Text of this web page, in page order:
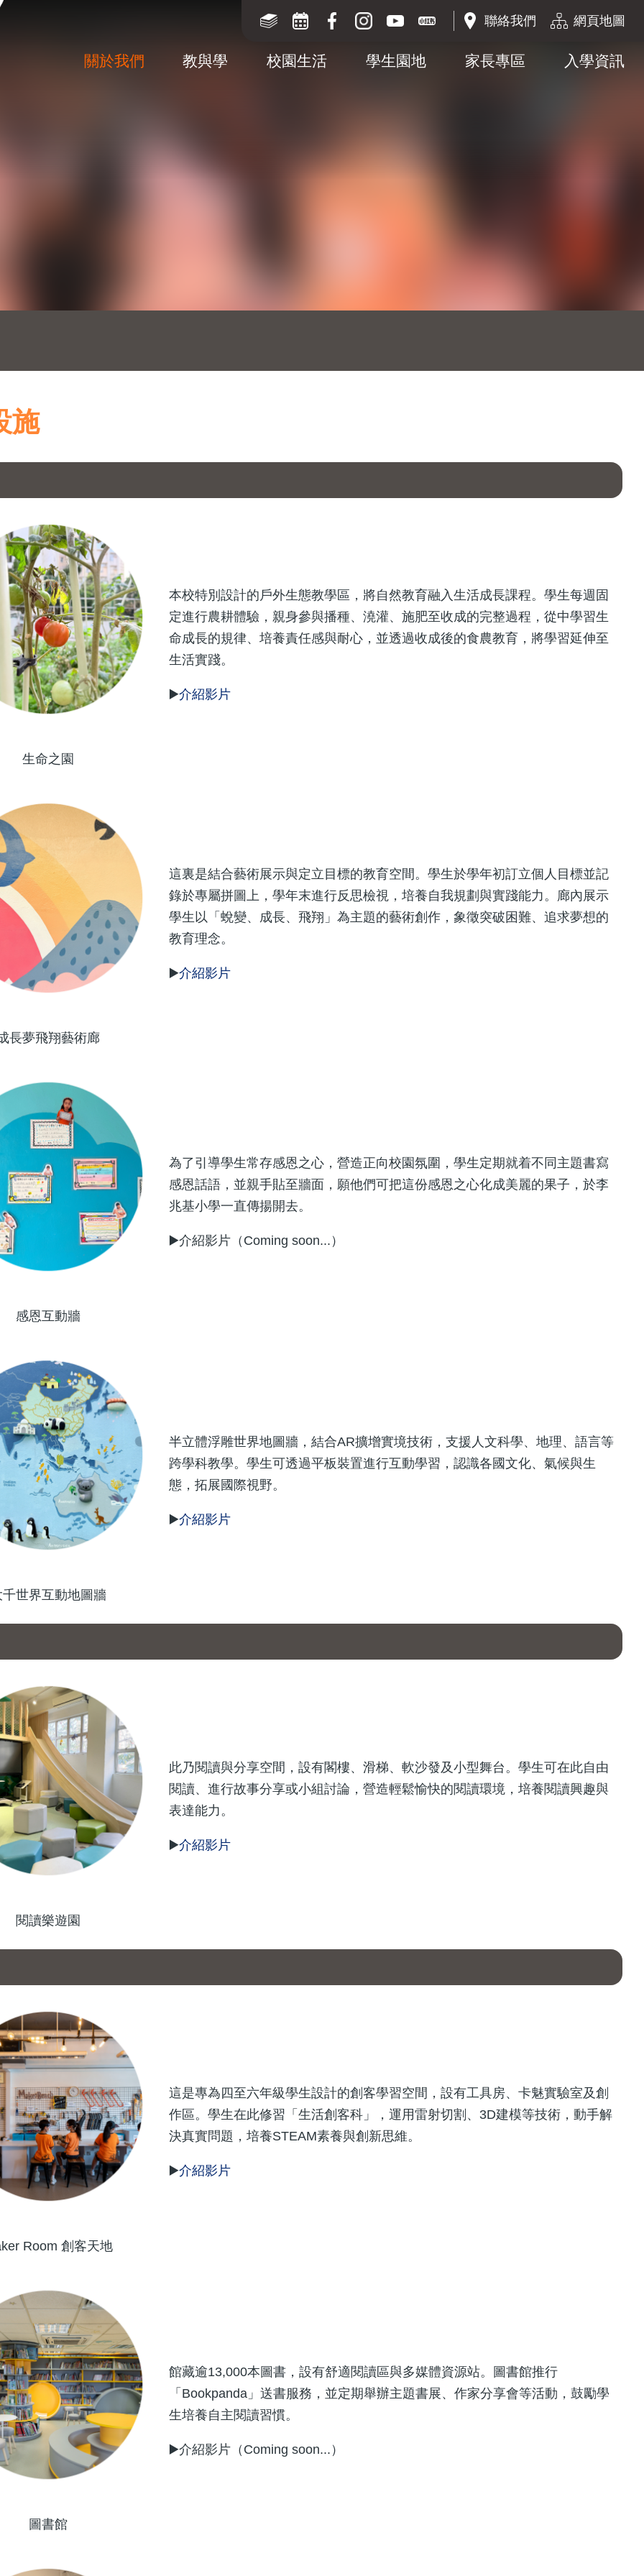
聯絡我們 網頁地圖
關於我們 教與學 校園生活 學生園地 家長專區 入學資訊
施
生命之園
本校特別設計的戶外生態教學區，將自然教育融入生活成長課程。學生每週固
定進行農耕體驗，親身參與播種、澆灌、施肥至收成的完整過程，從中學習生
命成長的規律、培養責任感與耐心，並透過收成後的食農教育，將學習延伸至
生活實踐。
▶️介紹影片
長夢飛翔藝術廊
這裏是結合藝術展示與定立目標的教育空間。學生於學年初訂立個人目標並記
錄於專屬拼圖上，學年末進行反思檢視，培養自我規劃與實踐能力。廊內展示
學生以「蛻變、成長、飛翔」為主題的藝術創作，象徵突破困難、追求夢想的
教育理念。
▶️介紹影片
感恩互動牆
為了引導學生常存感恩之心，營造正向校園氛圍，學生定期就着不同主題書寫
感恩話語，並親手貼至牆面，願他們可把這份感恩之心化成美麗的果子，於李
兆基小學一直傳揚開去。
▶️介紹影片（Coming soon...）
千世界互動地圖牆
半立體浮雕世界地圖牆，結合AR擴增實境技術，支援人文科學、地理、語言等
跨學科教學。學生可透過平板裝置進行互動學習，認識各國文化、氣候與生
態，拓展國際視野。
▶️介紹影片
閱讀樂遊園
此乃閱讀與分享空間，設有閣樓、滑梯、軟沙發及小型舞台。學生可在此自由
閱讀、進行故事分享或小組討論，營造輕鬆愉快的閱讀環境，培養閱讀興趣與
表達能力。
▶️介紹影片
Room 創客天地
這是專為四至六年級學生設計的創客學習空間，設有工具房、卡魅實驗室及創
作區。學生在此修習「生活創客科」，運用雷射切割、3D建模等技術，動手解
決真實問題，培養STEAM素養與創新思維。
▶️介紹影片
圖書館
館藏逾13,000本圖書，設有舒適閱讀區與多媒體資源站。圖書館推行
「Bookpanda」送書服務，並定期舉辦主題書展、作家分享會等活動，鼓勵學
生培養自主閱讀習慣。
▶️介紹影片（Coming soon...）